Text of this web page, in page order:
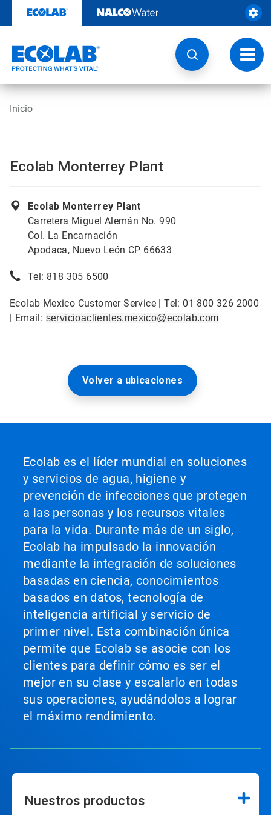
contenido
Botón
de
Inicio
Ecolab Monterrey Plant
Ecolab Monterrey Plant
Carretera Miguel Alemán No. 990
Col. La Encarnación
Apodaca, Nuevo León CP 66633
Tel: 818 305 6500
Ecolab Mexico Customer Service | Tel: 01 800 326 2000
| Email: servicioaclientes.mexico@ecolab.com
Volver a ubicaciones
Ecolab es el líder mundial en soluciones
y servicios de agua, higiene y
prevención de infecciones que protegen
a las personas y los recursos vitales
para la vida. Durante más de un siglo,
Ecolab ha impulsado la innovación
mediante la integración de soluciones
basadas en ciencia, conocimientos
basados en datos, tecnología de
inteligencia artificial y servicio de
primer nivel. Esta combinación única
permite que Ecolab se asocie con los
clientes para definir cómo es ser el
mejor en su clase y escalarlo en todas
sus operaciones, ayudándolos a lograr
el máximo rendimiento.
Nuestros productos